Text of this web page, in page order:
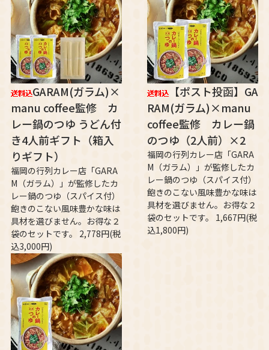
GARAM(ガラム)×
manu coffee監修 カ
レー鍋のつゆ うどん付
き4人前ギフト（箱入
りギフト）
福岡の行列カレー店「GARA
M（ガラム）」が監修したカ
レー鍋のつゆ（スパイス付）
飽きのこない風味豊かな味は
具材を選びません。お得な２
袋のセットです。 2,778円(税
込3,000円)
【ポスト投函】GA
RAM(ガラム)×manu
coffee監修 カレー鍋
のつゆ（2人前）×2
福岡の行列カレー店「GARA
M（ガラム）」が監修したカ
レー鍋のつゆ（スパイス付）
飽きのこない風味豊かな味は
具材を選びません。お得な２
袋のセットです。 1,667円(税
込1,800円)